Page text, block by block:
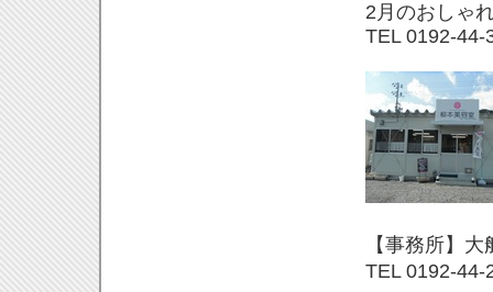
2月のおしゃ
TEL 0192-44-
【事務所】
TEL 0192-44-